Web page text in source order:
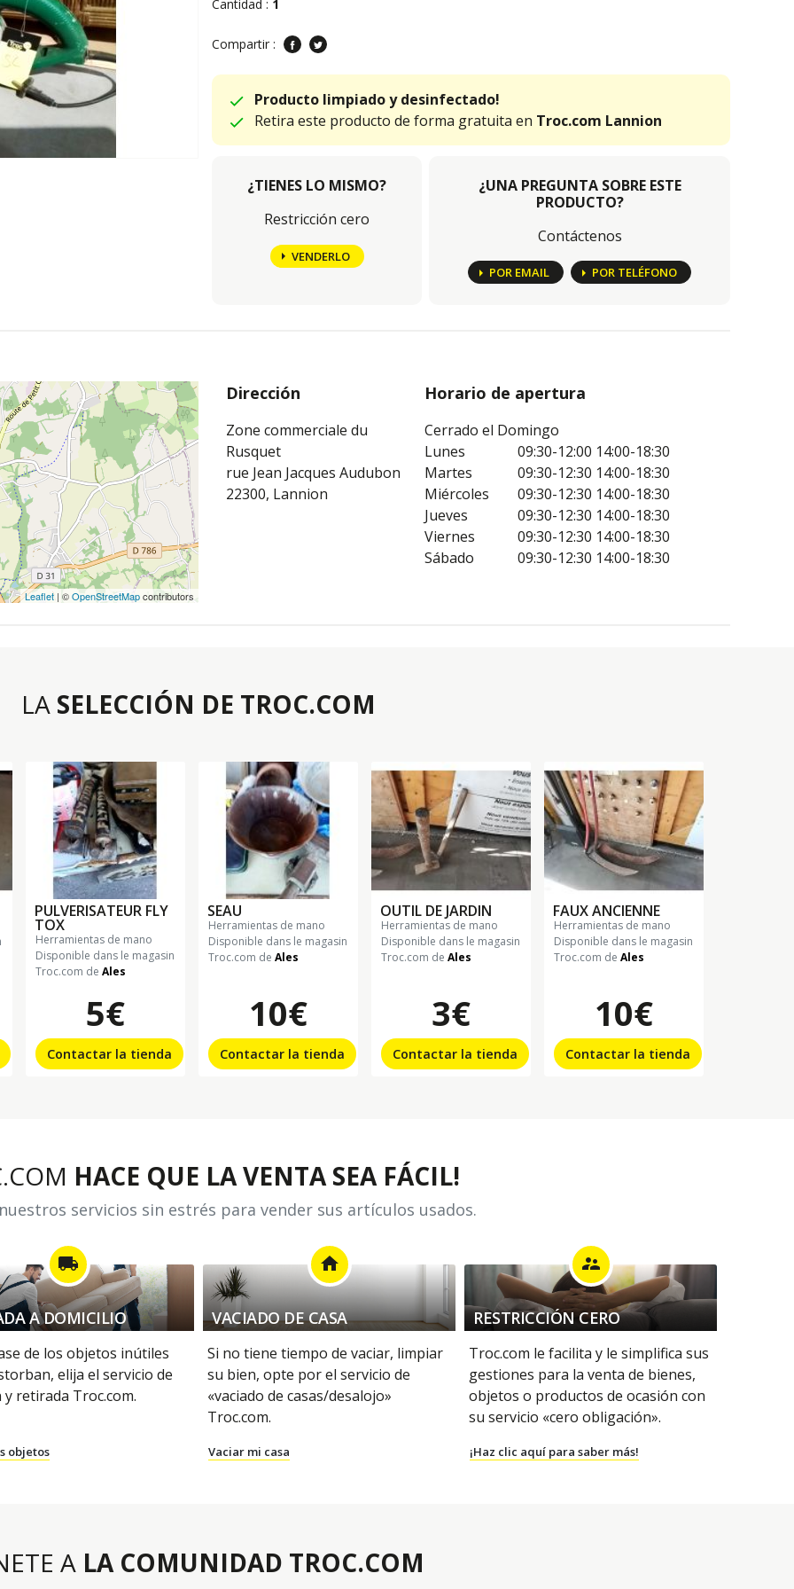
Cantidad : 1
Compartir :
Producto limpiado y desinfectado!
Retira este producto de forma gratuita en Troc.com Lannion
¿TIENES LO MISMO?
Restricción cero
VENDERLO
¿UNA PREGUNTA SOBRE ESTE
PRODUCTO?
Contáctenos
POR EMAIL POR TELÉFONO
Leaflet | ©OpenStreetMapcontributors
Dirección
Zone commerciale du
Rusquet
rue Jean Jacques Audubon
22300, Lannion
Horario de apertura
Cerrado el Domingo
Lunes
09:30-12:00 14:00-18:30
Martes
09:30-12:30 14:00-18:30
Miércoles
09:30-12:30 14:00-18:30
Jueves
09:30-12:30 14:00-18:30
Viernes
09:30-12:30 14:00-18:30
Sábado
09:30-12:30 14:00-18:30
LA SELECCIÓN DE TROC.COM
PULVERISATEUR FLY
TOX
herramientas de mano
Disponible dans le magasin
Troc.com de Ales
5€
Contactar la tienda
SEAU
herramientas de mano
Disponible dans le magasin
Troc.com de Ales
10€
Contactar la tienda
OUTIL DE JARDIN
herramientas de mano
Disponible dans le magasin
Troc.com de Ales
3€
Contactar la tienda
FAUX ANCIENNE
herramientas de mano
Disponible dans le magasin
Troc.com de Ales
10€
Contactar la tienda
HACE QUE LA VENTA SEA FÁCIL!
servicios sin estrés para vender sus artículos usados.
local_shipping
A DOMICILIO
de los objetos inútiles
elija el servicio de
y retirada Troc.com.
objetos
home
VACIADO DE CASA
Si no tiene tiempo de vaciar, limpiar
su bien, opte por el servicio de
«vaciado de casas/desalojo»
Troc.com.
Vaciar mi casa
supervisor_account
RESTRICCIÓN CERO
Troc.com le facilita y le simplifica sus
gestiones para la venta de bienes,
objetos o productos de ocasión con
su servicio «cero obligación».
¡Haz clic aquí para saber más!
A LA COMUNIDAD TROC.COM